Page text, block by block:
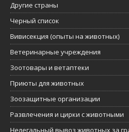
Другие страны
Черный список
Вивисекция (опыты на животных)
Ветеринарные учреждения
Зоотовары и ветаптеки
Приюты для животных
Зоозащитные организации
Развлечения и цирки с животными
Нелегальный вывоз животных за